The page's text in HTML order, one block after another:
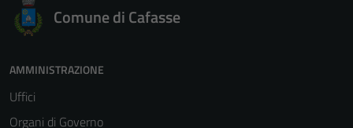
Comune di Cafasse
AMMINISTRAZIONE
Uffici
Organi di Governo